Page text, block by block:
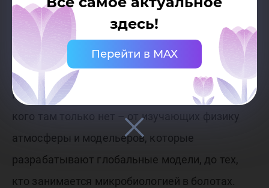
здесь!
Перейти в MAX
специалистов, в том числе молодых, которые
стали заниматься болотами, поскольку это
связано с углеродом. Эта проблематика очень
резко расширяет круг участников. Если мы
посмотрим на программу этого симпозиума,
кого там только нет – от изучающих физику
атмосферы и модельеров, которые
разрабатывают глобальные модели, до тех,
кто занимается микробиологией в болотах.